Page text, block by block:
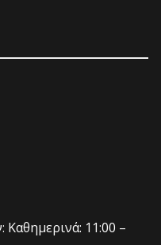
11:00 –